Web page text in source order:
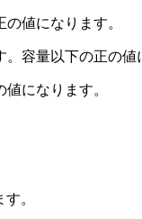
値になります。
容量以下の正の値
になります。
。